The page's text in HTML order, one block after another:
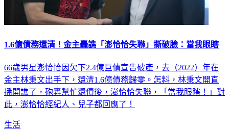
1.6億債務還清！金主轟譙「澎恰恰失聯」撕破臉：當我眼瞎
66歲男星澎恰恰因欠下2.4億巨債宣告破產，去（2022）年在
金主林秉文出手下，還清1.6億債務歸零。怎料，林秉文開直
播開譙了，砲轟幫忙還債後，澎恰恰失聯，「當我眼瞎！」對
此，澎恰恰經紀人、兒子都回應了！
生活